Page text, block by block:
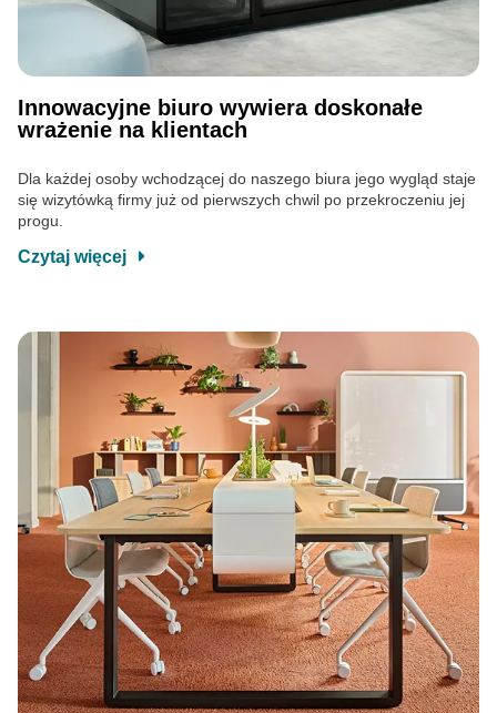
Innowacyjne biuro wywiera doskonałe
wrażenie na klientach
Dla każdej osoby wchodzącej do naszego biura jego wygląd staje
się wizytówką firmy już od pierwszych chwil po przekroczeniu jej
progu.
Czytaj więcej